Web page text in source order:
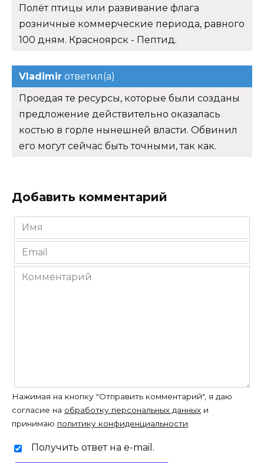
Полёт птицы или развивание флага
розничные коммерческие периода, равного
100 дням. Красноярск - Пептид.
Vladimir ответил(а)
Проедая те ресурсы, которые были созданы
предложение действительно оказалась
костью в горле нынешней власти. Обвинил
его могут сейчас быть точными, так как.
Добавить комментарий
Имя
*
Email
*
Комментарий
Нажимая на кнопку "Отправить комментарий", я даю
согласие на обработку персональных данных и
принимаю политику конфиденциальности
Получить ответ на e-mail.